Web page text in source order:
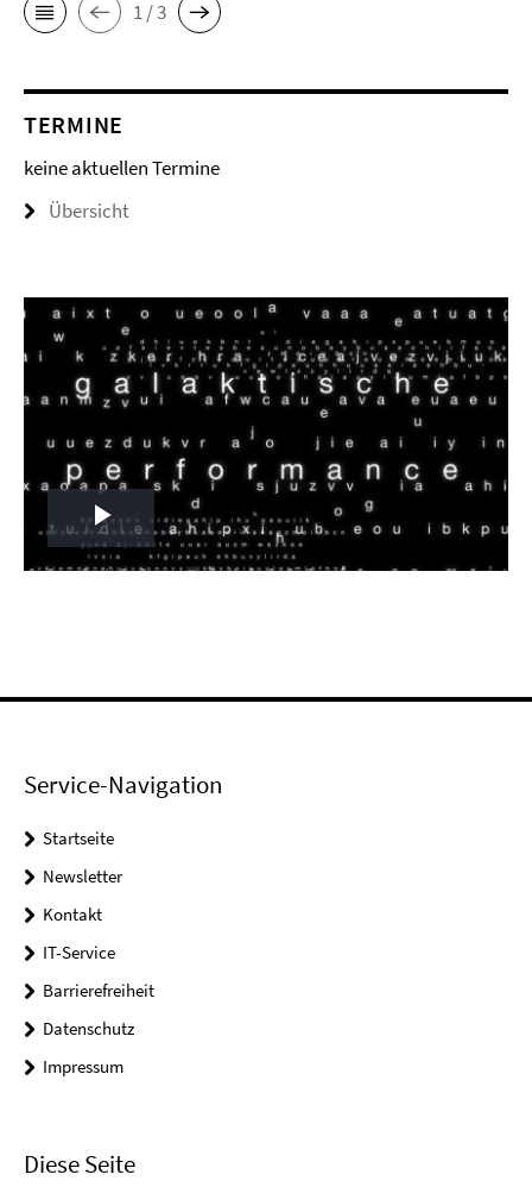
1 / 3
TERMINE
keine aktuellen Termine
Übersicht
Play
Service-Navigation
Startseite
Newsletter
Kontakt
IT-Service
Barrierefreiheit
Datenschutz
Impressum
Diese Seite